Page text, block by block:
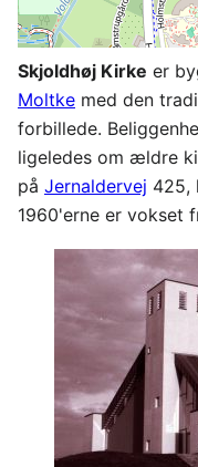
Skjoldhøj Kirke er
Moltke med den
forbillede.
ligeledes om ældre
på Jernaldervej 425,
1960'erne er vokset